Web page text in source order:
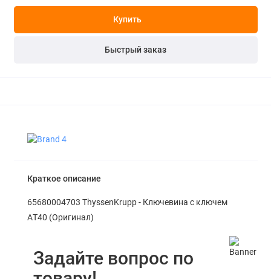
Купить
Быстрый заказ
Краткое описание
65680004703 ThyssenKrupp - Ключевина с ключем
AТ40 (Оригинал)
Задайте вопрос по